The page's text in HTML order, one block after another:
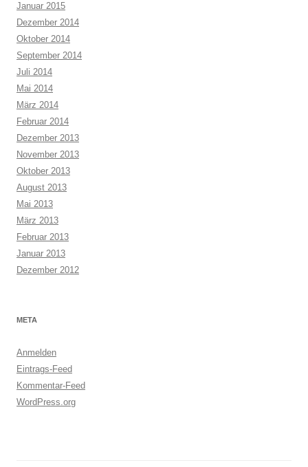
Januar 2015
Dezember 2014
Oktober 2014
September 2014
Juli 2014
Mai 2014
März 2014
Februar 2014
Dezember 2013
November 2013
Oktober 2013
August 2013
Mai 2013
März 2013
Februar 2013
Januar 2013
Dezember 2012
META
Anmelden
Eintrags-Feed
Kommentar-Feed
WordPress.org